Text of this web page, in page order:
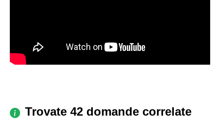
Trovate 42 domande correlate